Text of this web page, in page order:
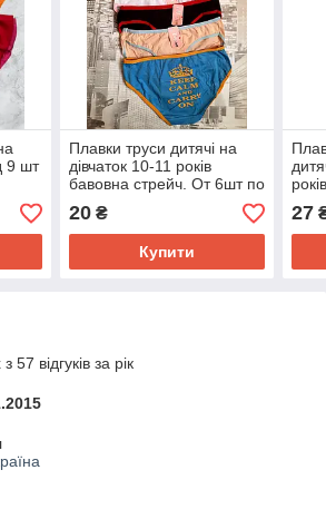
9 шт
Плавки труси дитячі на
дівчаток 10-11 років
бавовна стрейч. От 6шт по
17грн
20₴
Купити
27
57 відгуків за рік